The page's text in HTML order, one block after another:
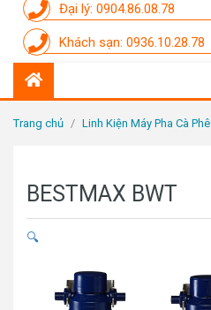
Đại lý: 0904.86.08.78
Khách sạn: 0936.10.28.78
KHUYẾN MÃI
SỰ KIỆN THƯƠNG HIỆU
LIÊN HỆ
Trang chủ / Linh Kiện Máy Pha Cà Phê
BESTMAX BWT
🔍